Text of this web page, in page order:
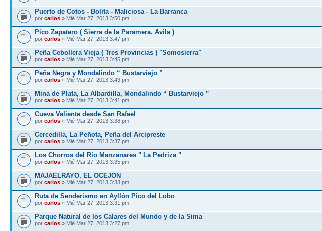
Puerto de Cotos - Bolita - Maliciosa - La Barranca
por carlos » Mié Mar 27, 2013 3:50 pm
Pico Zapatero ( Sierra de la Paramera. Avila )
por carlos » Mié Mar 27, 2013 3:47 pm
Peña Cebollera Vieja ( Tres Provincias ) "Somosierra"
por carlos » Mié Mar 27, 2013 3:45 pm
Peña Negra y Mondalindo “ Bustarviejo ”
por carlos » Mié Mar 27, 2013 3:43 pm
Mina de Plata, La Albardilla, Mondalindo “ Bustarviejo ”
por carlos » Mié Mar 27, 2013 3:41 pm
Cueva Valiente desde San Rafael
por carlos » Mié Mar 27, 2013 3:38 pm
Cercedilla, La Peñota, Peña del Arcipreste
por carlos » Mié Mar 27, 2013 3:37 pm
Los Chorros del Río Manzanares " La Pedriza "
por carlos » Mié Mar 27, 2013 3:35 pm
MAJAELRAYO, EL OCEJON
por carlos » Mié Mar 27, 2013 3:33 pm
Ruta de Senderismo en Ayllón Pico del Lobo
por carlos » Mié Mar 27, 2013 3:31 pm
Parque Natural de los Calares del Mundo y de la Sima
por carlos » Mié Mar 27, 2013 3:27 pm